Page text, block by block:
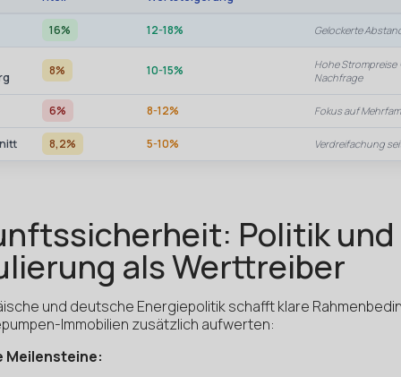
16% 12-18% Gelockerte
8% 10-15%
Hohe Strompreise
Nachfrage
6% 8-12% Fokus auf
8,2% 5-10% Verdreifachung
Politik und
als Werttreiber
und deutsche Energiepolitik schafft klare
Immobilien zusätzlich aufwerten:
Meilensteine: